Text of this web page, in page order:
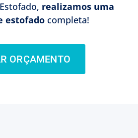
realizamos uma
estofado completa!
ORÇAMENTO